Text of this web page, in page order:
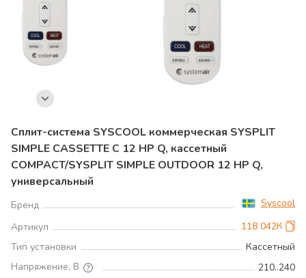
Сплит-система SYSCOOL коммерческая SYSPLIT
SIMPLE CASSETTE C 12 HP Q, кассетный
COMPACT/SYSPLIT SIMPLE OUTDOOR 12 HP Q,
универсальный
Бренд
Syscool
Артикул
118 042К
Тип установки
Кассетный
Напряжение, В
210..240